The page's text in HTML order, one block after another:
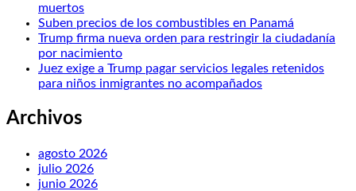
muertos
Suben precios de los combustibles en Panamá
Trump firma nueva orden para restringir la ciudadanía
por nacimiento
Juez exige a Trump pagar servicios legales retenidos
para niños inmigrantes no acompañados
Archivos
agosto 2026
julio 2026
junio 2026